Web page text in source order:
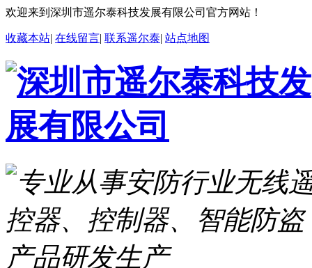
欢迎来到深圳市遥尔泰科技发展有限公司官方网站！
收藏本站| 在线留言| 联系遥尔泰| 站点地图